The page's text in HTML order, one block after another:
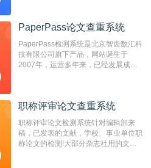
检测系统，其真实性和权威性无可厚
非。其次，相对于知网而言，万方检测
费用少，上手容易，是学生初次论文查
重的推荐系统。
PaperPass论文查重系统
PaperPass检测系统是北京智齿数汇科
技有限公司旗下产品，网站诞生于
2007年，运营多年来，已经发展成为
检测速度快、精度高，市场反映良好。
职称评审论文查重系统
职称评审论文检测系统针对编辑部来
稿，已发表的文献，学校、事业单位职
称论文的检测!大部分杂志社用的文献